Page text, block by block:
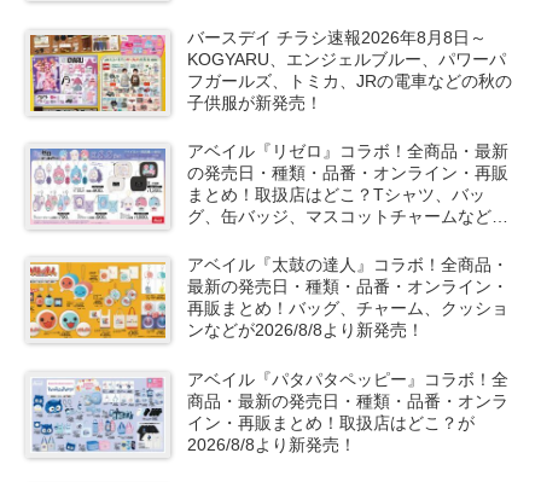
バースデイ チラシ速報2026年8月8日～
KOGYARU、エンジェルブルー、パワーパ
フガールズ、トミカ、JRの電車などの秋の
子供服が新発売！
アベイル『リゼロ』コラボ！全商品・最新
の発売日・種類・品番・オンライン・再販
まとめ！取扱店はどこ？Tシャツ、バッ
グ、缶バッジ、マスコットチャームなどが
アベイル『太鼓の達人』コラボ！全商品・
最新の発売日・種類・品番・オンライン・
再販まとめ！バッグ、チャーム、クッショ
ンなどが2026/8/8より新発売！
アベイル『パタパタペッピー』コラボ！全
商品・最新の発売日・種類・品番・オンラ
イン・再販まとめ！取扱店はどこ？が
2026/8/8より新発売！